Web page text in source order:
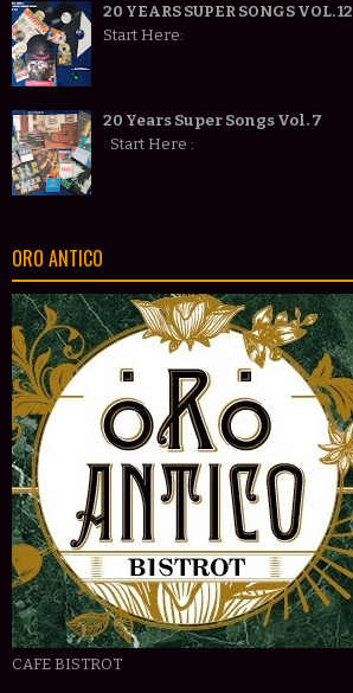
20 YEARS SUPER SONGS VOL. 12
Start Here:
20 Years Super Songs Vol. 7
Start Here :
ORO ANTICO
CAFE BISTROT